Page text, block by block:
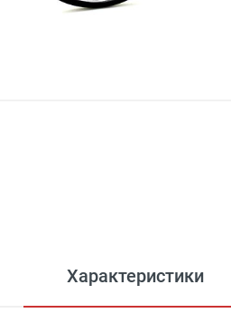
Характеристики